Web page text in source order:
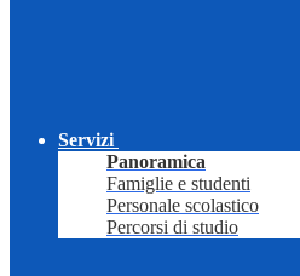
Servizi
Panoramica
Famiglie e studenti
Personale scolastico
Percorsi di studio